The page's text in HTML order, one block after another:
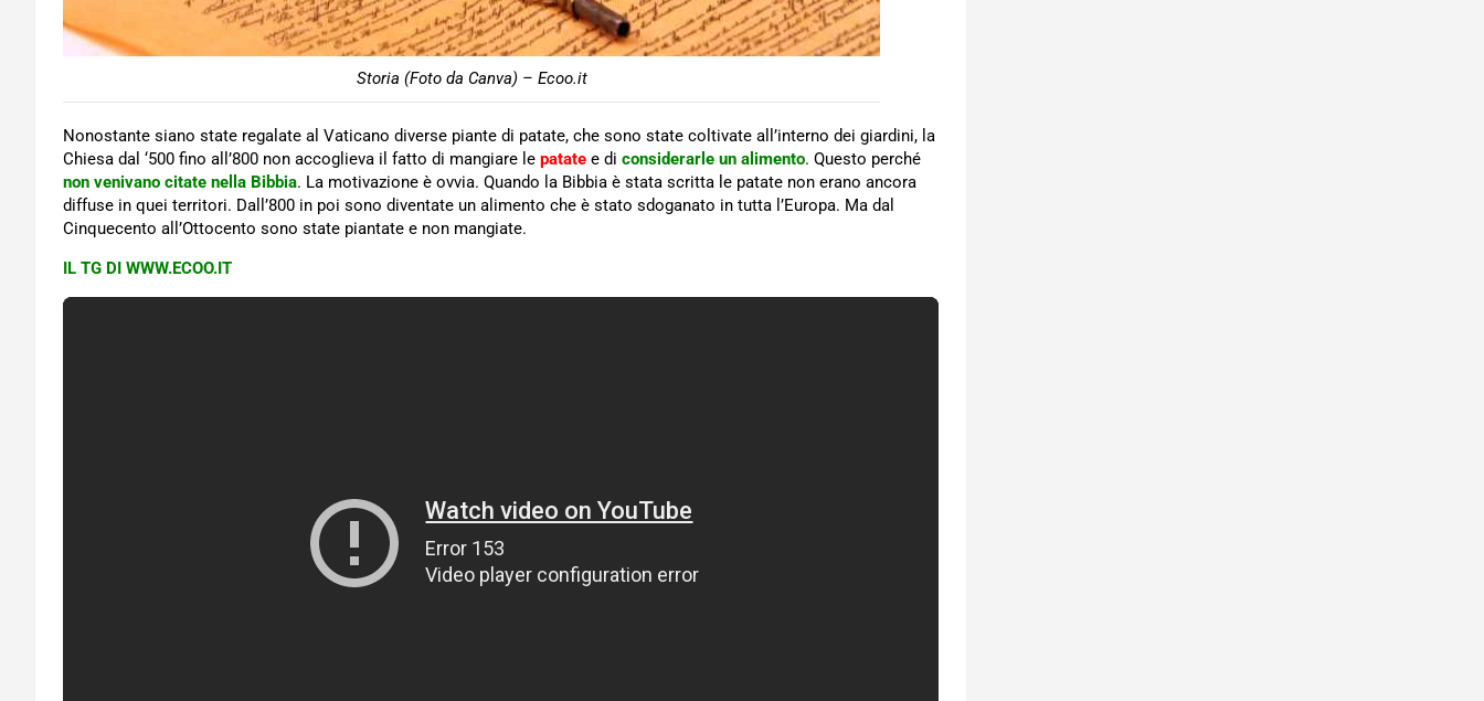
Storia (Foto da Canva) – Ecoo.it
Nonostante siano state regalate al Vaticano diverse piante di patate, che sono state coltivate all’interno dei giardini, la
Chiesa dal ‘500 fino all’800 non accoglieva il fatto di mangiare le patate e di considerarle un alimento. Questo perché
non venivano citate nella Bibbia. La motivazione è ovvia. Quando la Bibbia è stata scritta le patate non erano ancora
diffuse in quei territori. Dall’800 in poi sono diventate un alimento che è stato sdoganato in tutta l’Europa. Ma dal
Cinquecento all’Ottocento sono state piantate e non mangiate.
IL TG DI WWW.ECOO.IT